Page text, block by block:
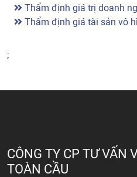
Thẩm định giá trị doanh
Thẩm định giá tài sản vô
;
CÔNG TY CP TƯ VẤN
TOÀN CẦU